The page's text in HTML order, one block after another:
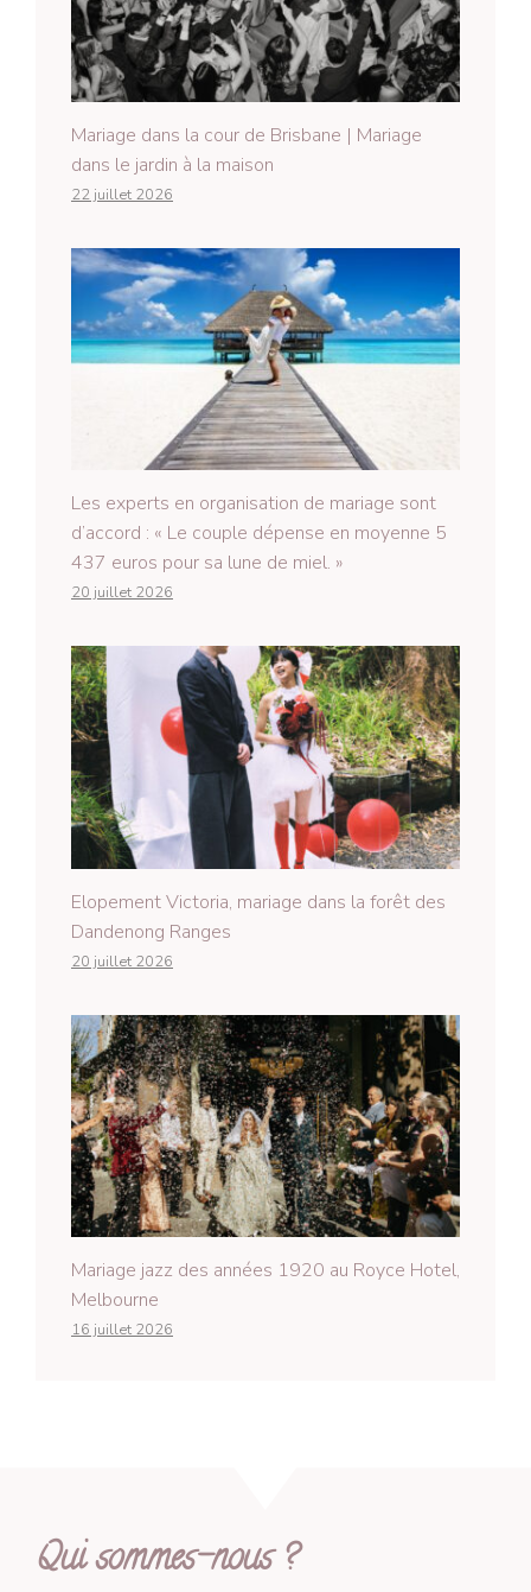
Mariage dans la cour de Brisbane | Mariage
dans le jardin à la maison
22 juillet 2026
Les experts en organisation de mariage sont
d’accord : « Le couple dépense en moyenne 5
437 euros pour sa lune de miel. »
20 juillet 2026
Elopement Victoria, mariage dans la forêt des
Dandenong Ranges
20 juillet 2026
Mariage jazz des années 1920 au Royce Hotel,
Melbourne
16 juillet 2026
Qui sommes-nous ?